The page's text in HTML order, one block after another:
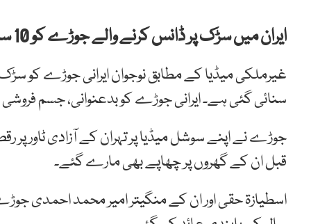
ایران میں سڑک پر ڈانس کرنے والے جوڑے کو 10 سال قید کی سزا سنا دی گئی۔
سنائی گئی ہے۔ ایرانی جوڑے کو بدعنوانی، جسم
جوڑے نے اپنے سوشل میڈیا پر تہران کے آزادی ٹاور
قبل ان کے گھروں پر چھاپے بھی مارے گئے۔
اسطیازۃ حقی اور ان کے منگیتر امیر محمد احمدی